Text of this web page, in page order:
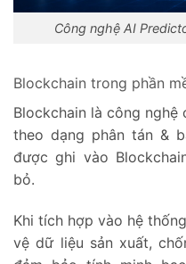
Công nghệ AI
Blockchain trong phần
Blockchain là công
theo dạng phân tán &
được ghi vào
bỏ.
Khi tích hợp vào hệ
vệ dữ liệu sản xuất,